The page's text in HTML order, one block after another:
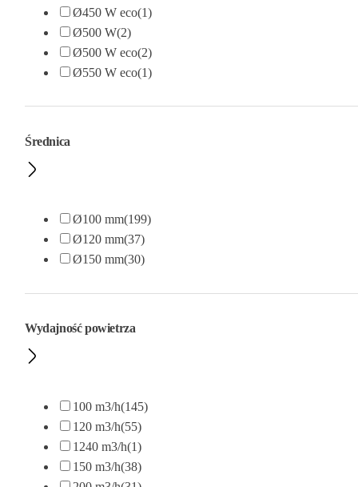
Ø450 W eco(1)
Ø500 W(2)
Ø500 W eco(2)
Ø550 W eco(1)
Średnica
Ø100 mm(199)
Ø120 mm(37)
Ø150 mm(30)
Wydajność powietrza
100 m3/h(145)
120 m3/h(55)
1240 m3/h(1)
150 m3/h(38)